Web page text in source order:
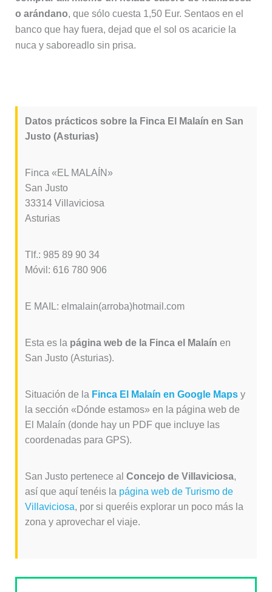
o arándano, que sólo cuesta 1,50 Eur. Sentaos en el
banco que hay fuera, dejad que el sol os acaricie la
nuca y saboreadlo sin prisa.
Datos prácticos sobre la Finca El Malaín en San
Justo (Asturias)
Finca «EL MALAÍN»
San Justo
33314 Villaviciosa
Asturias
Tlf.: 985 89 90 34
Móvil: 616 780 906
E MAIL: elmalain(arroba)hotmail.com
Esta es la página web de la Finca el Malaín en
San Justo (Asturias).
Situación de la Finca El Malaín en Google Mapsy
la sección «Dónde estamos» en la página web de
El Malaín (donde hay un PDF que incluye las
coordenadas para GPS).
San Justo pertenece al Concejo de Villaviciosa,
así que aquí tenéis la página web de Turismo de
Villaviciosa, por si queréis explorar un poco más la
zona y aprovechar el viaje.